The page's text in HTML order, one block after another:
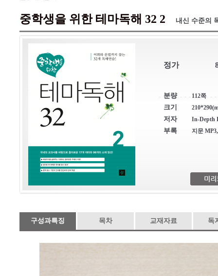
중학생을 위한 테마독해 32 2 내신 수준의
정가
분량 112쪽
크기
저자 In-Depth
부록 지문
구성과특징 목차 교재자료 독